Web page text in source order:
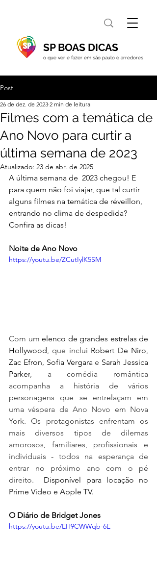
SP BOAS DICAS
o que ver e fazer em são paulo e arredores
Post
Filmes com a temática de
Ano Novo para curtir a
última semana de 2023
26 de dez. de 2023 2 min de leitura
Atualizado: 23 de abr. de 2025
A última semana de  2023 chegou! E
para quem não foi viajar, que tal curtir
alguns filmes na temática de réveillon,
entrando no clima de despedida?
Confira as dicas!
Noite de Ano Novo
https://youtu.be/ZCutIylK5SM
Com um elenco de grandes estrelas de
Hollywood , que inclui Robert De Niro
Zac Efron Sofia Vergara e Sarah Jessica
Parker , a comédia romântica
acompanha a história de vários
personagens que se entrelaçam em
uma véspera de Ano Novo em Nova
York. Os protagonistas enfrentam os
mais diversos tipos de dilemas
amorosos, familiares, profissionais e
individuais - todos na esperança de
entrar no próximo ano com o pé
direito. Disponível para locação no
Prime Video e Apple TV.
O Diário de Bridget Jones
https://youtu.be/EH9CWWqb-6E